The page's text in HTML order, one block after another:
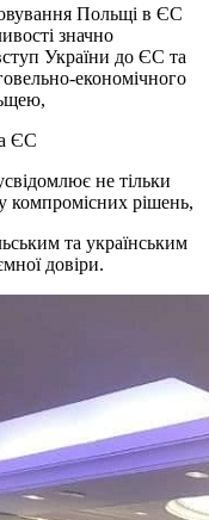
Польщі в ЄС
значно
України до ЄС та
економічного
ЄС
не тільки
компромісних рішень,
та українським
довіри.